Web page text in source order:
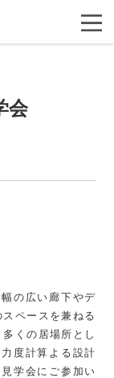
会
幅の広い廊下やデ
ペースを兼ねる
くの居場所とし
度計算よる設計
学会にご参加い